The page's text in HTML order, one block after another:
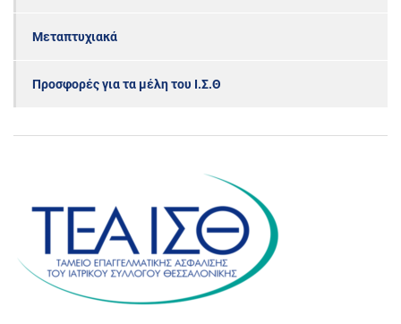
Μεταπτυχιακά
Προσφορές για τα μέλη του Ι.Σ.Θ